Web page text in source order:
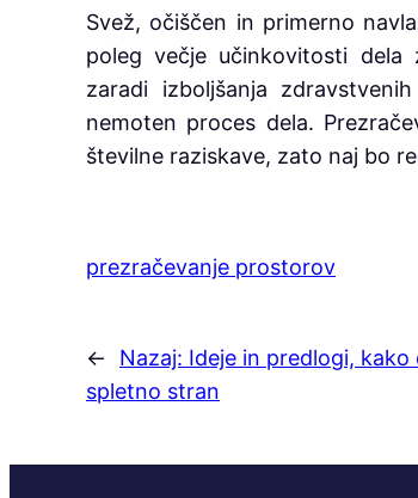
Svež, očiščen in primerno
poleg večje učinkovitosti dela
zaradi izboljšanja
nemoten proces dela.
številne raziskave, zato naj bo
prezračevanje prostorov
← Nazaj: Ideje in predlogi,
spletno stran